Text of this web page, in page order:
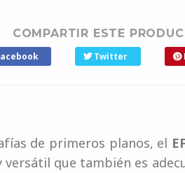
COMPARTIR ESTE
Twitter
de primeros planos, el
que también es